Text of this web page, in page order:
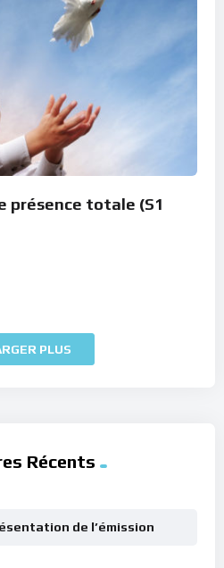
totale (S1
PLUS
Récents
de l’émission